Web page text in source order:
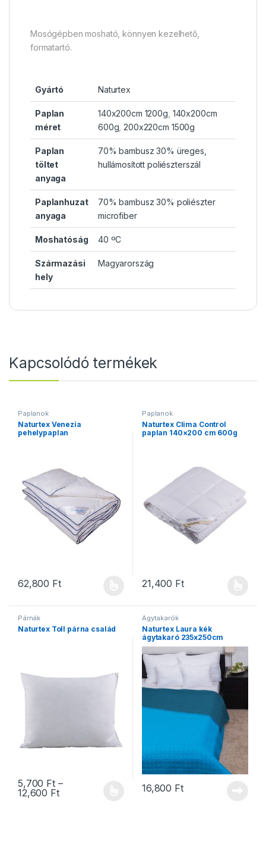
Mosógépben mosható, könnyen kezelhető,
formatartó.
Gyártó Naturtex
Paplan
méret
140x200cm 1200g 140x200cm
600g ,200x220cm 1500g
Paplan
töltet
anyaga
70% bambusz 30% üreges,
hullámosított poliészterszál
Paplanhuzat
anyaga
70% bambusz 30% poliészter
microfiber
Moshatóság 40 ºC
Származási
hely
Magyarország
Kapcsolódó termékek
Paplanok
Naturtex Venezia
pehelypaplan
62,800 Ft
Ennek a terméknek több variációja van. A változatok a
Paplanok
Naturtex Clima Control
paplan 140×200 cm 600g
21,400 Ft
Ennek a terméknek több
Párnák
Naturtex Toll párna család
5,700 Ft –
12,600 FtÁrtartomány: 5,700 Ft - 12,600 Ft
Ennek a terméknek több variációja van. A változatok a
Ágytakarók
Naturtex Laura kék
ágytakaró 235x250cm
16,800 Ft